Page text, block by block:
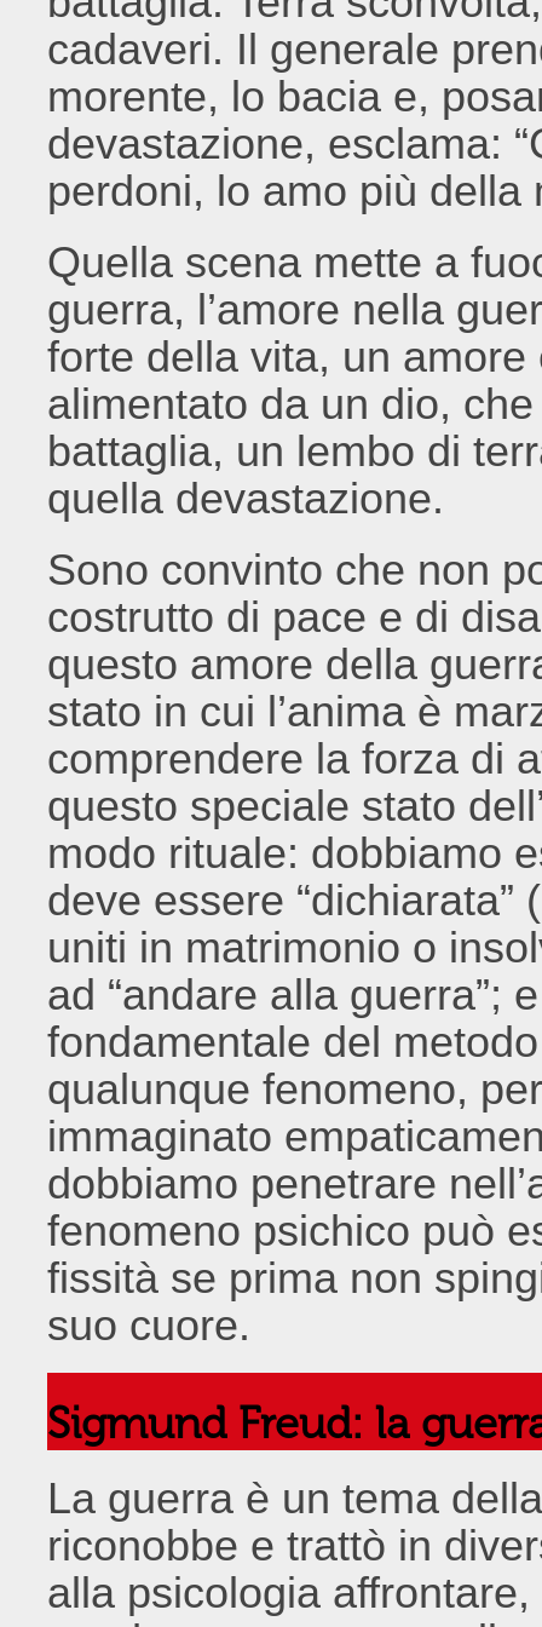
cadaveri. Il generale
morente, lo bacia e,
devastazione, esclama:
perdoni, lo amo più della
Quella scena mette a
guerra, l’amore nella
forte della vita, un
alimentato da un dio,
battaglia, un lembo di
quella devastazione.
Sono convinto che non
costrutto di pace e di
questo amore della
stato in cui l’anima è
comprendere la forza di
questo speciale stato
modo rituale: dobbiamo
deve essere
uniti in matrimonio o
ad “andare alla guerra”;
fondamentale del
qualunque fenomeno,
immaginato
dobbiamo penetrare
fenomeno psichico può
fissità se prima non
suo cuore.
Sigmund Freud: la
La guerra è un tema
riconobbe e trattò in
alla psicologia